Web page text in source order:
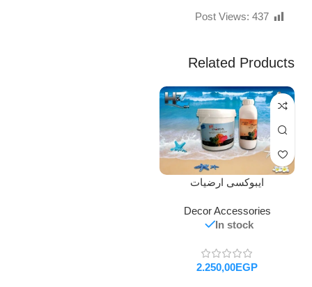
Post Views: 437
Related Products
ايبوكسى ارضيات
Decor Accessories
In stock
EGP